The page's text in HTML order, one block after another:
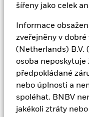
šířeny jako celek
Informace
zveřejněny v dobré
(Netherlands) B.V.
osoba neposkytuje
předpokládané
nebo úplnosti a
spoléhat. BNBV
jakékoli ztráty
náklady, žaloby,
závazky, které
vzniknou přímo v
těchto webových
nést odpovědnost
ztrátu nebo škodu,
v důsledku jakékoli
nemůže ovlivnit,